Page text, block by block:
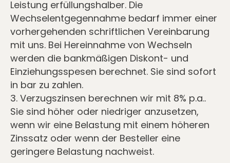
Leistung erfüllungshalber. Die
Wechselentgegennahme bedarf immer einer
vorhergehenden schriftlichen Vereinbarung
mit uns. Bei Hereinnahme von Wechseln
werden die bankmäßigen Diskont- und
Einziehungsspesen berechnet. Sie sind sofort
in bar zu zahlen.
3. Verzugszinsen berechnen wir mit 8% p.a..
Sie sind höher oder niedriger anzusetzen,
wenn wir eine Belastung mit einem höheren
Zinssatz oder wenn der Besteller eine
geringere Belastung nachweist.